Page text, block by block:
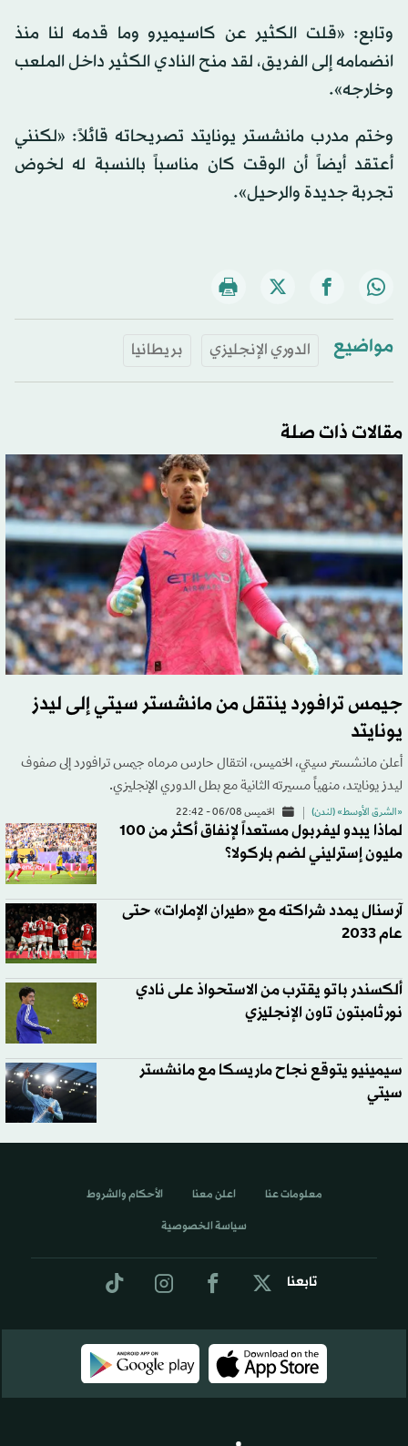
وتابع: «قلت الكثير عن كاسيميرو وما قدمه لنا منذ
انضمامه إلى الفريق، لقد منح النادي الكثير داخل الملعب
وخارجه».
وختم مدرب مانشستر يونايتد تصريحاته قائلاً: «لكنني
أعتقد أيضاً أن الوقت كان مناسباً بالنسبة له لخوض
تجربة جديدة والرحيل».
مواضيع الدوري الإنجليزي بريطانيا
مقالات ذات صلة
جيمس ترافورد ينتقل من مانشستر سيتي إلى ليدز
يونايتد
أعلن مانشستر سيتي، الخميس، انتقال حارس مرماه جيمس ترافورد إلى صفوف
ليدز يونايتد، منهياً مسيرته الثانية مع بطل الدوري الإنجليزي.
«الشرق الأوسط» (لندن) الخميس 06/08 - 22:42
لماذا يبدو ليفربول مستعداً لإنفاق أكثر من 100
مليون إسترليني لضم باركولا؟
آرسنال يمدد شراكته مع «طيران الإمارات» حتى
عام 2033
ألكسندر باتو يقترب من الاستحواذ على نادي
نورثامبتون تاون الإنجليزي
سيمينيو يتوقع نجاح ماريسكا مع مانشستر
سيتي
تابعنا
معلومات عنا اعلن معنا الأحكام والشروط
سياسة الخصوصية